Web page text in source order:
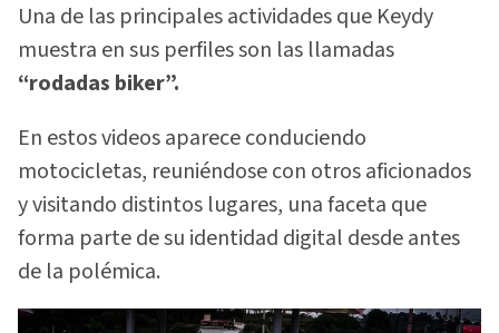
Una de las principales actividades que Keydy
muestra en sus perfiles son las llamadas
“rodadas biker”.
En estos videos aparece conduciendo
motocicletas, reuniéndose con otros aficionados
y visitando distintos lugares, una faceta que
forma parte de su identidad digital desde antes
de la polémica.